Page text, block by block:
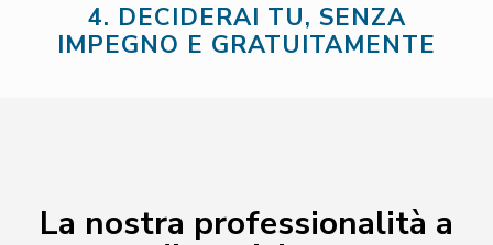
4. DECIDERAI TU, SENZA
IMPEGNO E GRATUITAMENTE
La nostra professionalità a